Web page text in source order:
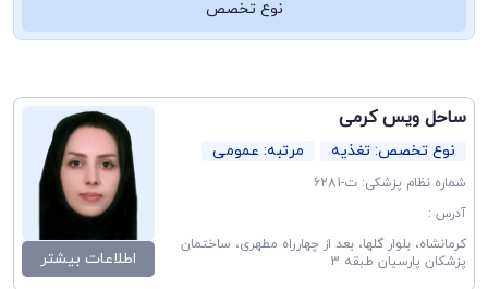
نوع تخصص
ساحل ویس‌ کرمی
نوع تخصص: تغذیه مرتبه: عمومی
شماره نظام پزشکی: ت-6281
آدرس :
کرمانشاه، بلوار گلها، بعد از چهارراه مطهری، ساختمان
پزشکان پارسیان طبقه 3
اطلاعات بیشتر